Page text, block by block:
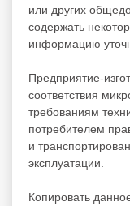
или других
содержать
информацию
Предприятие-
соответствия
требованиям
потребителем
и
эксплуатации.
Копировать